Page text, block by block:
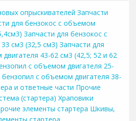
опрыскивателей Запчасти
для бензокос с объемом
Запчасти для бензокос с
см3 (32,5 см3) Запчасти для
43-62 см3 (42,5; 52 и 62
с объемом двигателя 25-
бензопил с объемом двигателя 38-
и ответные части Прочие
(стартера) Храповики
элементы стартера Шкивы,